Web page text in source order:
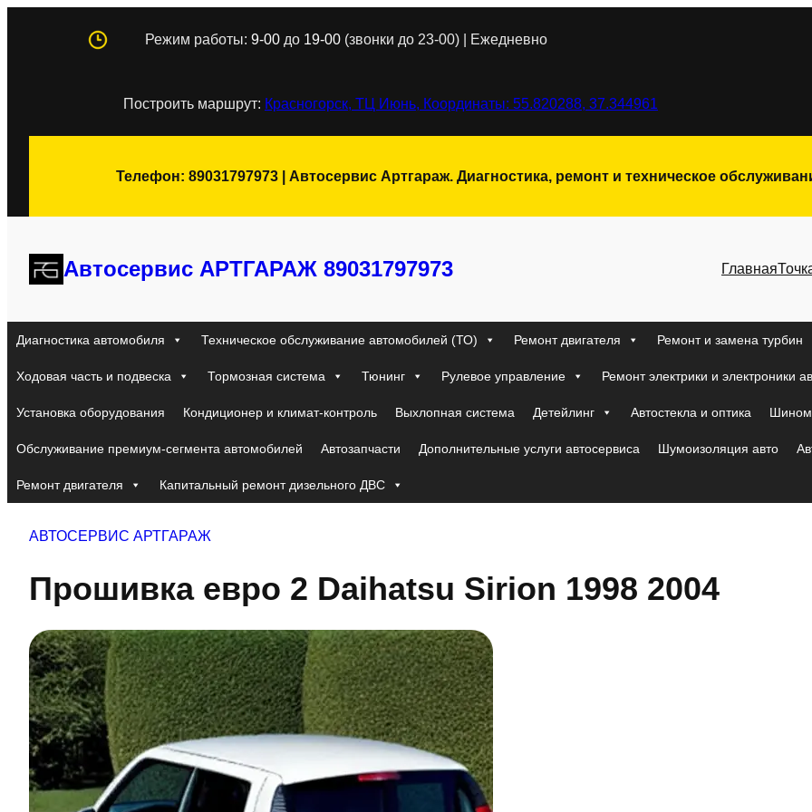
Режим работы: 9-00 до 19-00 (звонки до 23-00) | Ежедневно
Построить маршрут: Красногорск, ТЦ Июнь, Координаты: 55.820288, 37.344961
Телефон: 89031797973 | Автосервис Артгараж. Диагностика, ремонт и техническое
Автосервис АРТГАРАЖ 89031797973 Главная
Диагностика автомобиля Техническое обслуживание автомобилей (ТО) Ремонт двигателя Ремонт и замена турбин
Ходовая часть и подвеска Тормозная система Тюнинг Рулевое управление Ремонт электрики и электроники
Установка оборудования Кондиционер и климат-контроль Выхлопная система Детейлинг Автостекла и оптика
Обслуживание премиум-сегмента автомобилей Автозапчасти Дополнительные услуги автосервиса Шумоизоляция авто
Ремонт двигателя Капитальный ремонт дизельного ДВС
АВТОСЕРВИС АРТГАРАЖ
Прошивка евро 2 Daihatsu Sirion 1998 2004